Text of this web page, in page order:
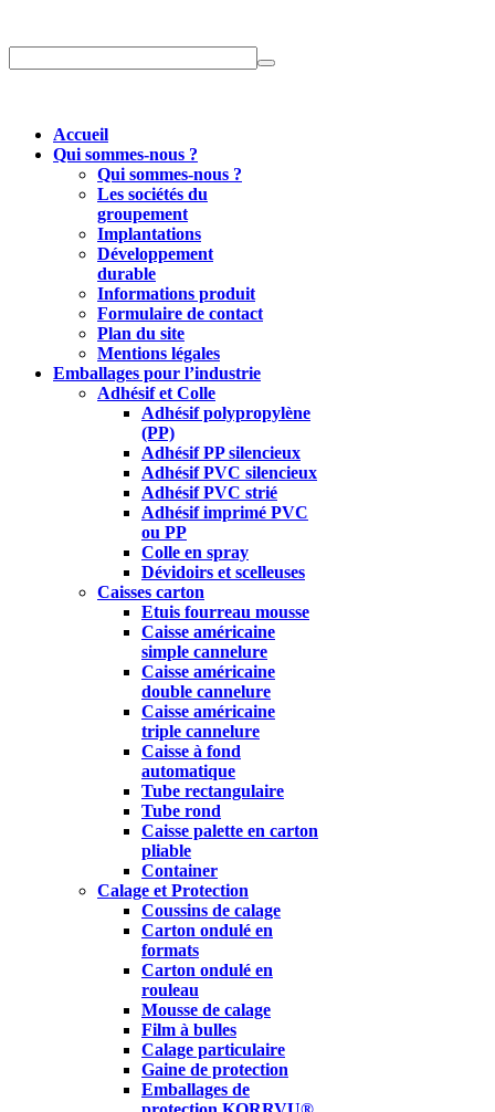
Accueil
Qui sommes-nous ?
Qui sommes-nous ?
Les sociétés du
groupement
Implantations
Développement
durable
Informations produit
Formulaire de contact
Plan du site
Mentions légales
Emballages pour l’industrie
Adhésif et Colle
Adhésif polypropylène
(PP)
Adhésif PP silencieux
Adhésif PVC silencieux
Adhésif PVC strié
Adhésif imprimé PVC
ou PP
Colle en spray
Dévidoirs et scelleuses
Caisses carton
Etuis fourreau mousse
Caisse américaine
simple cannelure
Caisse américaine
double cannelure
Caisse américaine
triple cannelure
Caisse à fond
automatique
Tube rectangulaire
Tube rond
Caisse palette en carton
pliable
Container
Calage et Protection
Coussins de calage
Carton ondulé en
formats
Carton ondulé en
rouleau
Mousse de calage
Film à bulles
Calage particulaire
Gaine de protection
Emballages de